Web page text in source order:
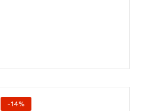
-14%